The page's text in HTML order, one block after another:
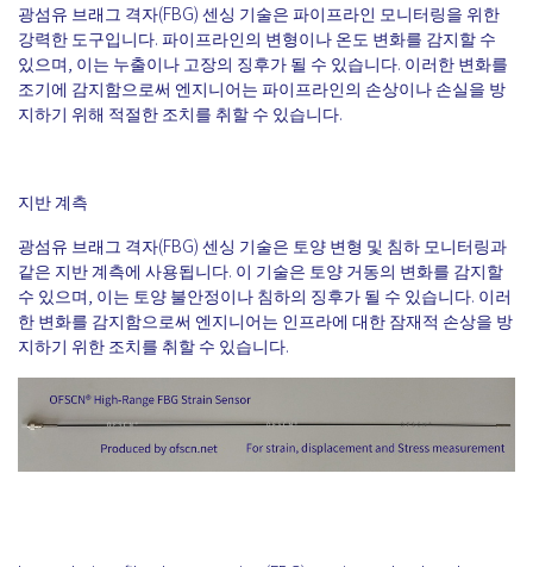
광섬유 브래그 격자(FBG) 센싱 기술은 파이프라인 모니터링을 위한
강력한 도구입니다. 파이프라인의 변형이나 온도 변화를 감지할 수
있으며, 이는 누출이나 고장의 징후가 될 수 있습니다. 이러한 변화를
조기에 감지함으로써 엔지니어는 파이프라인의 손상이나 손실을 방
지하기 위해 적절한 조치를 취할 수 있습니다.
지반 계측
광섬유 브래그 격자(FBG) 센싱 기술은 토양 변형 및 침하 모니터링과
같은 지반 계측에 사용됩니다. 이 기술은 토양 거동의 변화를 감지할
수 있으며, 이는 토양 불안정이나 침하의 징후가 될 수 있습니다. 이러
한 변화를 감지함으로써 엔지니어는 인프라에 대한 잠재적 손상을 방
지하기 위한 조치를 취할 수 있습니다.